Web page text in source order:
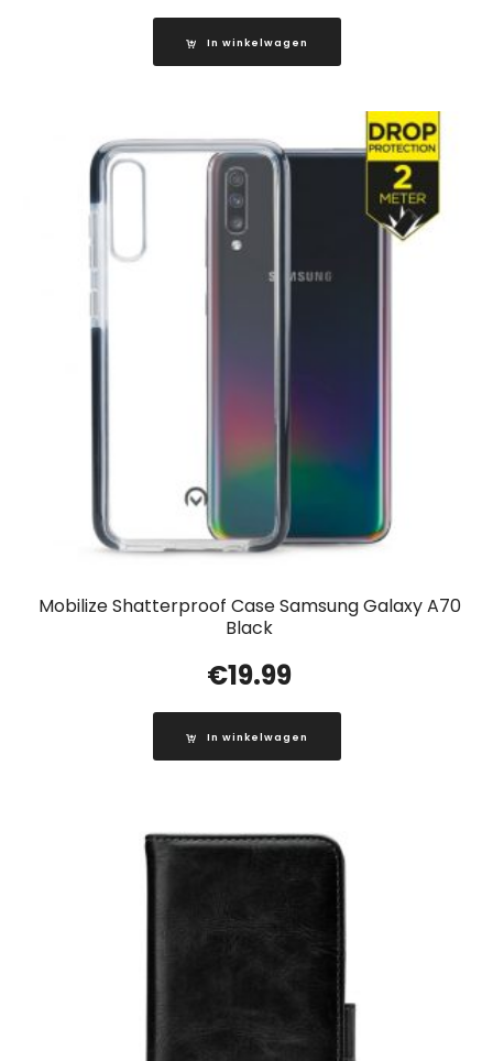
In winkelwagen
Mobilize Shatterproof Case Samsung Galaxy A70
Black
€19.99
In winkelwagen